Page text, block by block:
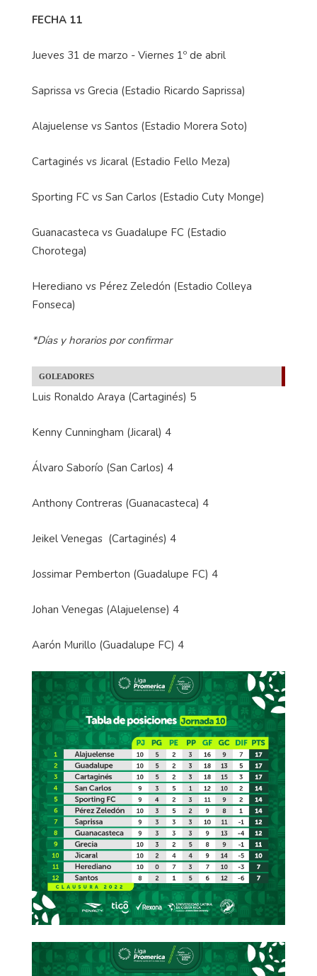
FECHA 11
Jueves 31 de marzo - Viernes 1º de abril
Saprissa vs Grecia (Estadio Ricardo Saprissa)
Alajuelense vs Santos (Estadio Morera Soto)
Cartaginés vs Jicaral (Estadio Fello Meza)
Sporting FC vs San Carlos (Estadio Cuty Monge)
Guanacasteca vs Guadalupe FC (Estadio
Chorotega)
Herediano vs Pérez Zeledón (Estadio Colleya
Fonseca)
*Días y horarios por confirmar
GOLEADORES
Luis Ronaldo Araya (Cartaginés) 5
Kenny Cunningham (Jicaral) 4
Álvaro Saborío (San Carlos) 4
Anthony Contreras (Guanacasteca) 4
Jeikel Venegas (Cartaginés) 4
Jossimar Pemberton (Guadalupe FC) 4
Johan Venegas (Alajuelense) 4
Aarón Murillo (Guadalupe FC) 4